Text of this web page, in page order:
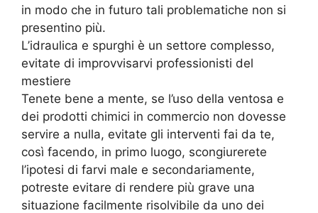
in modo che in futuro tali problematiche non si
presentino più.
L’idraulica e spurghi è un settore complesso,
evitate di improvvisarvi professionisti del
mestiere
Tenete bene a mente, se l’uso della ventosa e
dei prodotti chimici in commercio non dovesse
servire a nulla, evitate gli interventi fai da te,
così facendo, in primo luogo, scongiurerete
l’ipotesi di farvi male e secondariamente,
potreste evitare di rendere più grave una
situazione facilmente risolvibile da uno dei